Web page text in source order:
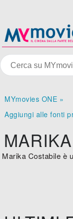
MYmovies ONE »
Aggiungi alle fonti
Marika Costabile è